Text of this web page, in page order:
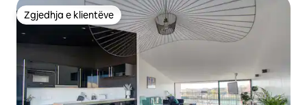
Zgjedhja e klientëve
Zgjedhja e klientëve